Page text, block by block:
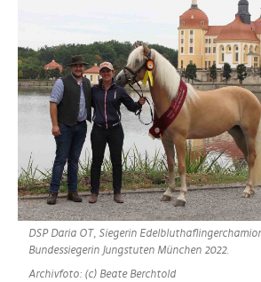
DSP Daria OT, Siegerin
Bundessiegerin Jungstuten München 2022.
Archivfoto: (c) Beate Berchtold